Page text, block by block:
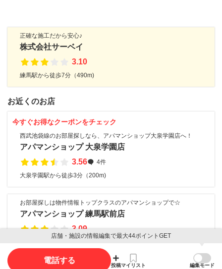
正確な施工だから安心♪
株式会社サーベイ
3.10
練馬駅から徒歩7分（490m)
お近くのお店
今すぐお得なクーポンをチェック
西武池袋線のお部屋探しなら、アパマンショップ大泉学園店へ！
アパマンショップ 大泉学園店
3.56
4件
大泉学園駅から徒歩3分（200m)
お部屋探しは物件情報トップクラスのアパマンショップで☆
アパマンショップ 練馬駅前店
3.09
店舗・施設の情報編集で最大44ポイントGET
電話する
投稿マイリスト 編集モード